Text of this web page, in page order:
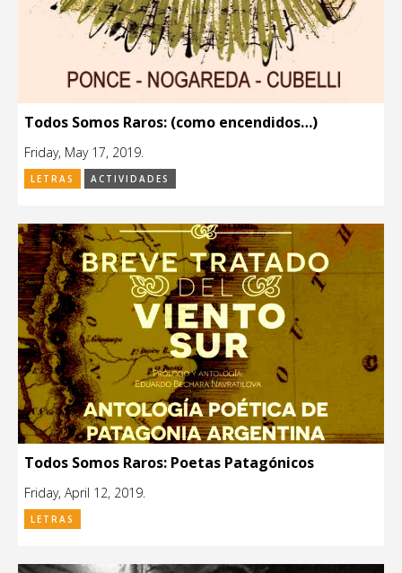
Todos Somos Raros: (como encendidos…)
Friday, May 17, 2019.
LETRAS ACTIVIDADES
Todos Somos Raros: Poetas Patagónicos
Friday, April 12, 2019.
LETRAS